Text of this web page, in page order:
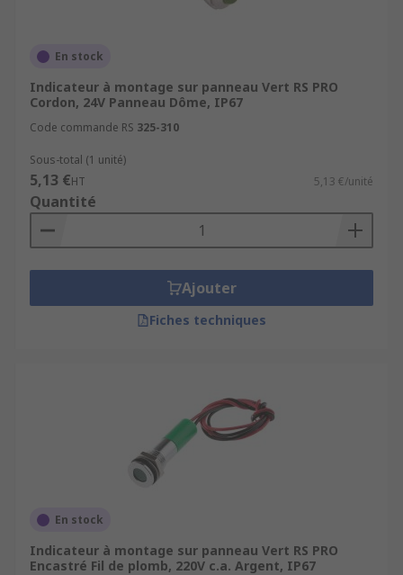
Orange
Blanc
En stock
Indicateur à montage sur panneau Vert RS PRO
Cordon, 24V Panneau Dôme, IP67
Code commande RS 325-310
Sous-total (1 unité)
5,13 €HT 5,13 €/unité
Quantité
Ajouter
Fiches techniques
En stock
Indicateur à montage sur panneau Vert RS PRO
Encastré Fil de plomb, 220V c.a. Argent, IP67